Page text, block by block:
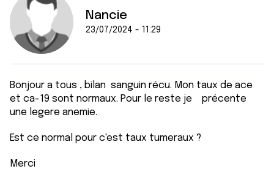
Nancie
23/07/2024 - 11:29
Bonjour a tous , bilan sanguin récu. Mon taux de ace
et ca-19 sont normaux. Pour le reste je précente
une legere anemie.
Est ce normal pour c'est taux tumeraux ?
Merci